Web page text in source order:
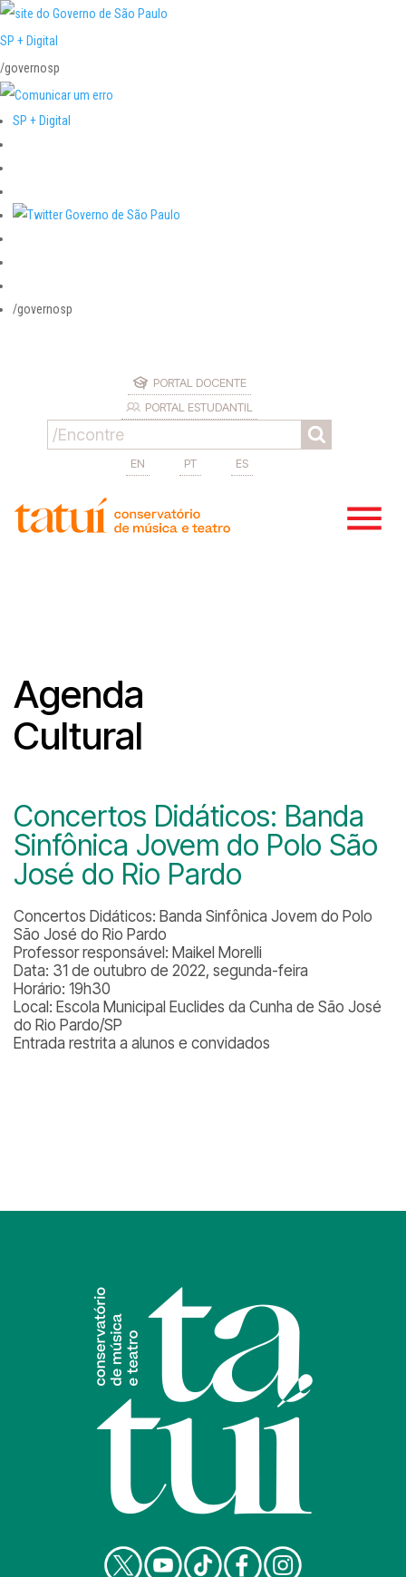
SP + Digital
/governosp
SP + Digital
/governosp
PORTAL DOCENTE
PORTAL ESTUDANTIL
EN PT ES
Agenda
Cultural
Concertos Didáticos: Banda
Sinfônica Jovem do Polo São
José do Rio Pardo
Concertos Didáticos: Banda Sinfônica Jovem do Polo
São José do Rio Pardo
Professor responsável: Maikel Morelli
Data: 31 de outubro de 2022, segunda-feira
Horário: 19h30
Local: Escola Municipal Euclides da Cunha de São José
do Rio Pardo/SP
Entrada restrita a alunos e convidados